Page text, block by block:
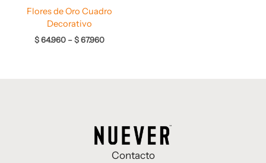
Flores de Oro Cuadro
Decorativo
$64.960 –$67.960
Contacto